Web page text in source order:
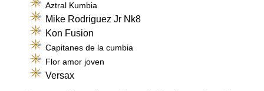
Aztral Kumbia
Mike Rodriguez Jr Nk8
Kon Fusion
Capitanes de la cumbia
Flor amor joven
Versax